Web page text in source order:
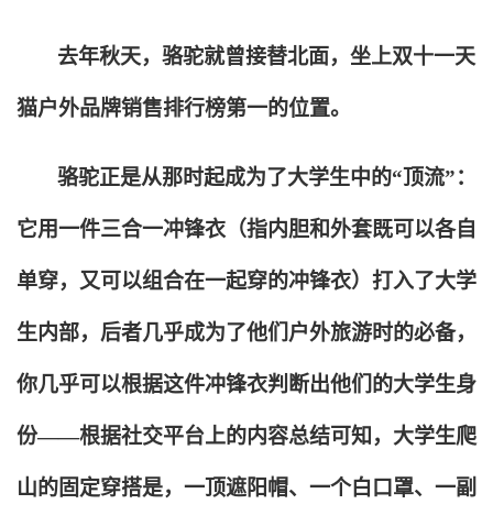
去年秋天，骆驼就曾接替北面，坐上双十一天
猫户外品牌销售排行榜第一的位置。
骆驼正是从那时起成为了大学生中的“顶流”：
它用一件三合一冲锋衣（指内胆和外套既可以各自
单穿，又可以组合在一起穿的冲锋衣）打入了大学
生内部，后者几乎成为了他们户外旅游时的必备，
你几乎可以根据这件冲锋衣判断出他们的大学生身
份——根据社交平台上的内容总结可知，大学生爬
山的固定穿搭是，一顶遮阳帽、一个白口罩、一副